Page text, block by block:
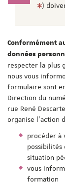
)
Conformément
données
respecter la plus
nous vous
formulaire sont
Direction du
rue René
organise l'action
procéder à
possibilités
situation
vous
formation